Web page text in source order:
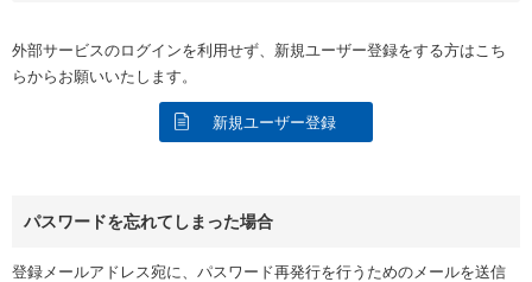
外部サービスのログインを利用せず、新規ユーザー登録をする方はこち
らからお願いいたします。
新規ユーザー登録
パスワードを忘れてしまった場合
登録メールアドレス宛に、パスワード再発行を行うためのメールを送信